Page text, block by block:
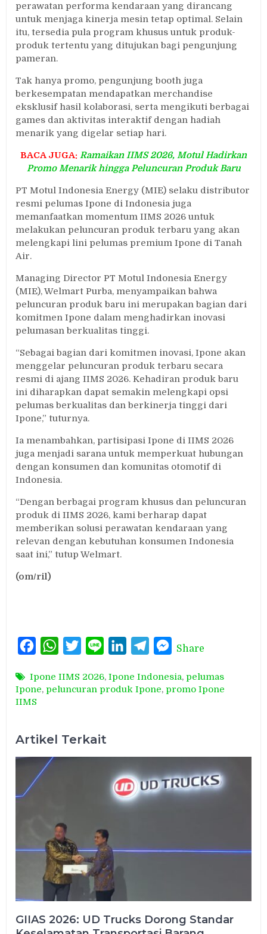
perawatan performa kendaraan yang dirancang
untuk menjaga kinerja mesin tetap optimal. Selain
itu, tersedia pula program khusus untuk produk-
produk tertentu yang ditujukan bagi pengunjung
pameran.
Tak hanya promo, pengunjung booth juga
berkesempatan mendapatkan merchandise
eksklusif hasil kolaborasi, serta mengikuti berbagai
games dan aktivitas interaktif dengan hadiah
menarik yang digelar setiap hari.
BACA JUGA: Ramaikan IIMS 2026, Motul Hadirkan
Promo Menarik hingga Peluncuran Produk Baru
PT Motul Indonesia Energy (MIE) selaku distributor
resmi pelumas Ipone di Indonesia juga
memanfaatkan momentum IIMS 2026 untuk
melakukan peluncuran produk terbaru yang akan
melengkapi lini pelumas premium Ipone di Tanah
Air.
Managing Director PT Motul Indonesia Energy
(MIE), Welmart Purba, menyampaikan bahwa
peluncuran produk baru ini merupakan bagian dari
komitmen Ipone dalam menghadirkan inovasi
pelumasan berkualitas tinggi.
“Sebagai bagian dari komitmen inovasi, Ipone akan
menggelar peluncuran produk terbaru secara
resmi di ajang IIMS 2026. Kehadiran produk baru
ini diharapkan dapat semakin melengkapi opsi
pelumas berkualitas dan berkinerja tinggi dari
Ipone,” tuturnya.
Ia menambahkan, partisipasi Ipone di IIMS 2026
juga menjadi sarana untuk memperkuat hubungan
dengan konsumen dan komunitas otomotif di
Indonesia.
“Dengan berbagai program khusus dan peluncuran
produk di IIMS 2026, kami berharap dapat
memberikan solusi perawatan kendaraan yang
relevan dengan kebutuhan konsumen Indonesia
saat ini,” tutup Welmart.
(om/ril)
FacebookWhatsAppTwitterLine LinkedInTelegramMessenger
Share
Ipone IIMS 2026,Ipone Indonesia,pelumas
Ipone,peluncuran produk Ipone,promo Ipone
IIMS
Artikel Terkait
GIIAS 2026: UD Trucks Dorong Standar